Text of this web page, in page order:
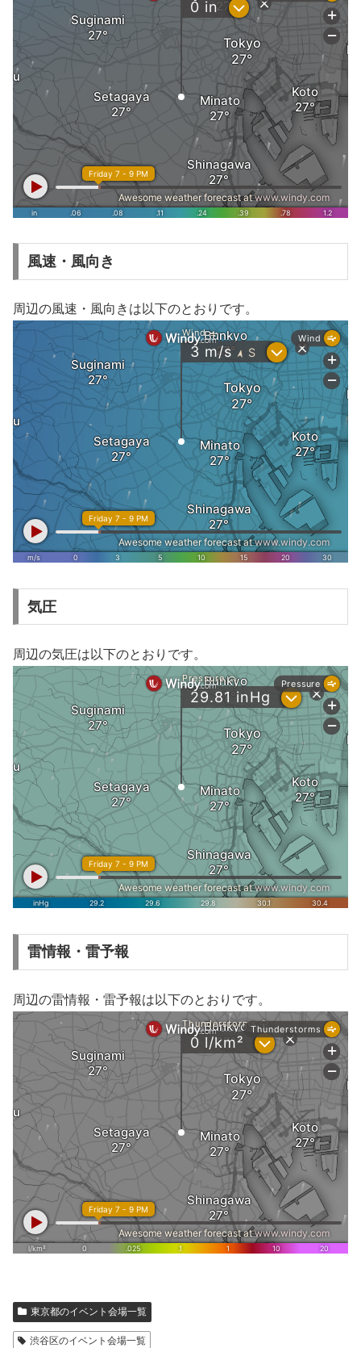
風速・風向き
周辺の風速・風向きは以下のとおりです。
気圧
周辺の気圧は以下のとおりです。
雷情報・雷予報
周辺の雷情報・雷予報は以下のとおりです。
東京都のイベント会場一覧
渋谷区のイベント会場一覧